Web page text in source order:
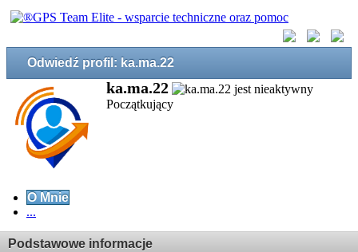
Odwiedź profil: ka.ma.22
ka.ma.22
Początkujący
O Mnie
...
Podstawowe informacje